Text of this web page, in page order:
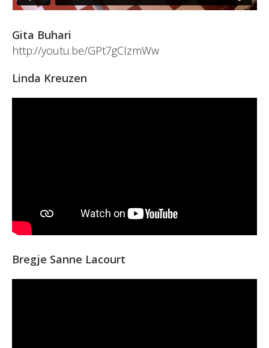
Gita Buhari
http://youtu.be/GPt7gCIzmWw
Linda Kreuzen
Bregje Sanne Lacourt